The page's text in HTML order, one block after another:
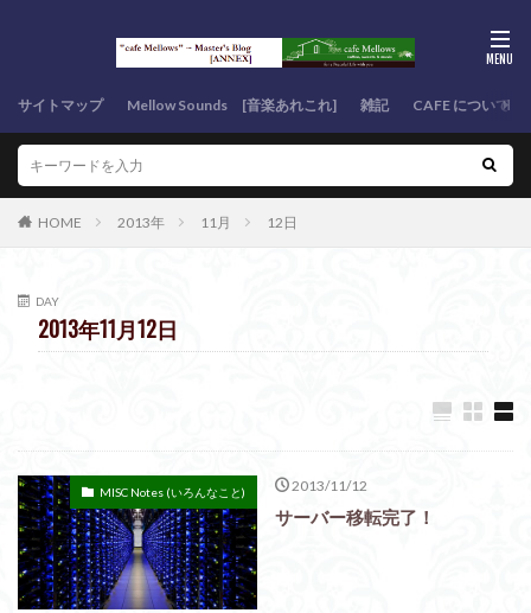
サイトマップ Mellow Sounds [音楽あれこれ] 雑記 CAFE について
HOME 2013年 11月 12日
DAY
2013年11月12日
MISC Notes (いろんなこと) 2013/11/12
サーバー移転完了！